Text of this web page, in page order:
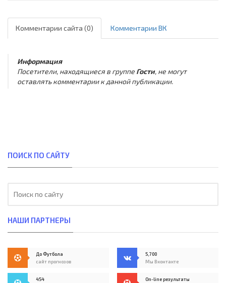
Комментарии сайта (0) Комментарии ВК
Информация
Посетители, находящиеся в группе Гости, не могут
оставлять комментарии к данной публикации.
ПОИСК ПО САЙТУ
НАШИ ПАРТНЕРЫ
До Футбола
сайт прогнозов
5,700
Мы Вконтакте
454
On-line результаты